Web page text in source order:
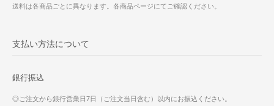
送料は各商品ごとに異なります。各商品ページにてご確認ください。
支払い方法について
銀行振込
◎ご注文から銀行営業日7日（ご注文当日含む）以内にお振込ください。